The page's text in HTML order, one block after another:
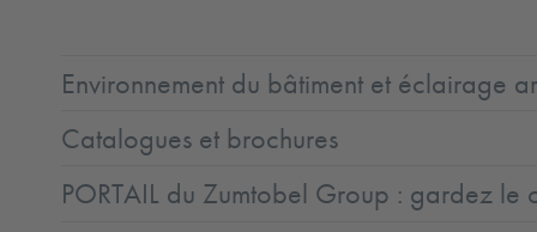
Environnement du bâtiment et éclairage
Catalogues et brochures
PORTAIL du Zumtobel Group : gardez le